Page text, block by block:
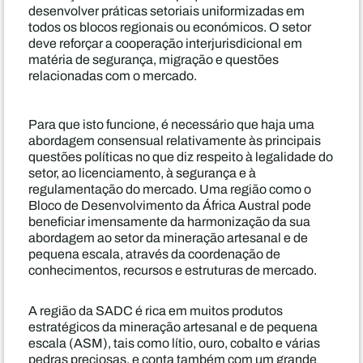
desenvolver práticas setoriais uniformizadas em
todos os blocos regionais ou económicos. O setor
deve reforçar a cooperação interjurisdicional em
matéria de segurança, migração e questões
relacionadas com o mercado.
Para que isto funcione, é necessário que haja uma
abordagem consensual relativamente às principais
questões políticas no que diz respeito à legalidade do
setor, ao licenciamento, à segurança e à
regulamentação do mercado. Uma região como o
Bloco de Desenvolvimento da África Austral pode
beneficiar imensamente da harmonização da sua
abordagem ao setor da mineração artesanal e de
pequena escala, através da coordenação de
conhecimentos, recursos e estruturas de mercado.
A região da SADC é rica em muitos produtos
estratégicos da mineração artesanal e de pequena
escala (ASM), tais como lítio, ouro, cobalto e várias